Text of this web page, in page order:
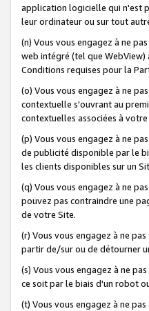
application logicielle qui n'est
leur ordinateur ou sur tout
(n) Vous vous engagez à ne
web intégré (tel que
Conditions requises pour la
(o) Vous vous engagez à ne
contextuelle s'ouvrant au
contextuelles associées à
(p) Vous vous engagez à ne
de publicité disponible par le
les clients disponibles sur un
(q) Vous vous engagez à ne
pouvez pas contraindre une
de votre Site.
(r) Vous vous engagez à ne
partir de/sur ou de détourner
(s) Vous vous engagez à ne
ce soit par le biais d'un robot
(t) Vous vous engagez à ne